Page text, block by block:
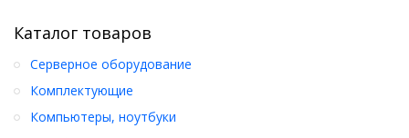
Каталог товаров
Серверное оборудование
Комплектующие
Компьютеры, ноутбуки